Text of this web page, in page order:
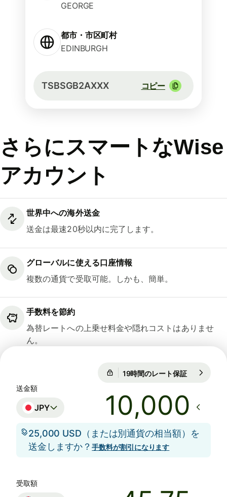
GEORGE
都市・市区町村
EDINBURGH
TSBSGB2AXXX コピー
さらにスマートなWise
アカウント
世界中への海外送金
送金は最速20秒以内に完了します。
グローバルに使える口座情報
複数の通貨で受取可能。しかも、簡単。
手数料を節約
為替レートへの上乗せ料金や隠れコストはありませ
ん。
19時間のレート保証
送金額
JPY
25,000 USD（または別通貨の相当額）を
送金しますか？手数料が割引になります
受取額